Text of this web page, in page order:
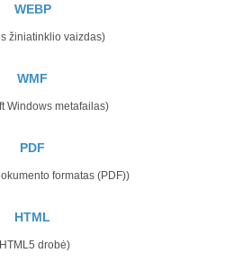
WEBP
žiniatinklio vaizdas)
WMF
Windows metafailas)
PDF
formatas (PDF))
HTML
drobė)